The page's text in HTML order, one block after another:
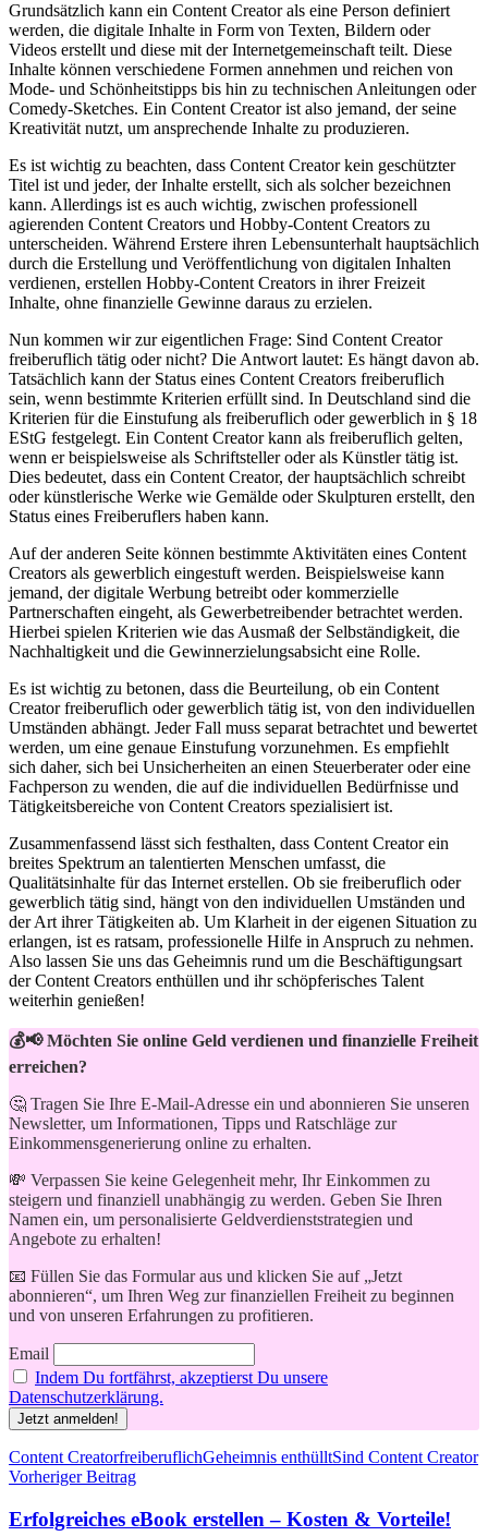
Grundsätzlich kann ein Content Creator als eine Person definiert
werden, die digitale Inhalte in Form von Texten, Bildern oder
Videos erstellt und diese mit der Internetgemeinschaft teilt. Diese
Inhalte können verschiedene Formen annehmen und reichen von
Mode- und Schönheitstipps bis hin zu technischen Anleitungen oder
Comedy-Sketches. Ein Content Creator ist also jemand, der seine
Kreativität nutzt, um ansprechende Inhalte zu produzieren.
Es ist wichtig zu beachten, dass Content Creator kein geschützter
Titel ist und jeder, der Inhalte erstellt, sich als solcher bezeichnen
kann. Allerdings ist es auch wichtig, zwischen professionell
agierenden Content Creators und Hobby-Content Creators zu
unterscheiden. Während Erstere ihren Lebensunterhalt hauptsächlich
durch die Erstellung und Veröffentlichung von digitalen Inhalten
verdienen, erstellen Hobby-Content Creators in ihrer Freizeit
Inhalte, ohne finanzielle Gewinne daraus zu erzielen.
Nun kommen wir zur eigentlichen Frage: Sind Content Creator
freiberuflich tätig oder nicht? Die Antwort lautet: Es hängt davon ab.
Tatsächlich kann der Status eines Content Creators freiberuflich
sein, wenn bestimmte Kriterien erfüllt sind. In Deutschland sind die
Kriterien für die Einstufung als freiberuflich oder gewerblich in § 18
EStG festgelegt. Ein Content Creator kann als freiberuflich gelten,
wenn er beispielsweise als Schriftsteller oder als Künstler tätig ist.
Dies bedeutet, dass ein Content Creator, der hauptsächlich schreibt
oder künstlerische Werke wie Gemälde oder Skulpturen erstellt, den
Status eines Freiberuflers haben kann.
Auf der anderen Seite können bestimmte Aktivitäten eines Content
Creators als gewerblich eingestuft werden. Beispielsweise kann
jemand, der digitale Werbung betreibt oder kommerzielle
Partnerschaften eingeht, als Gewerbetreibender betrachtet werden.
Hierbei spielen Kriterien wie das Ausmaß der Selbständigkeit, die
Nachhaltigkeit und die Gewinnerzielungsabsicht eine Rolle.
Es ist wichtig zu betonen, dass die Beurteilung, ob ein Content
Creator freiberuflich oder gewerblich tätig ist, von den individuellen
Umständen abhängt. Jeder Fall muss separat betrachtet und bewertet
werden, um eine genaue Einstufung vorzunehmen. Es empfiehlt
sich daher, sich bei Unsicherheiten an einen Steuerberater oder eine
Fachperson zu wenden, die auf die individuellen Bedürfnisse und
Tätigkeitsbereiche von Content Creators spezialisiert ist.
Zusammenfassend lässt sich festhalten, dass Content Creator ein
breites Spektrum an talentierten Menschen umfasst, die
Qualitätsinhalte für das Internet erstellen. Ob sie freiberuflich oder
gewerblich tätig sind, hängt von den individuellen Umständen und
der Art ihrer Tätigkeiten ab. Um Klarheit in der eigenen Situation zu
erlangen, ist es ratsam, professionelle Hilfe in Anspruch zu nehmen.
Also lassen Sie uns das Geheimnis rund um die Beschäftigungsart
der Content Creators enthüllen und ihr schöpferisches Talent
weiterhin genießen!
💰📢 Möchten Sie online Geld verdienen und finanzielle Freiheit
erreichen?
🤔 Tragen Sie Ihre E-Mail-Adresse ein und abonnieren Sie unseren
Newsletter, um Informationen, Tipps und Ratschläge zur
Einkommensgenerierung online zu erhalten.
💸 Verpassen Sie keine Gelegenheit mehr, Ihr Einkommen zu
steigern und finanziell unabhängig zu werden. Geben Sie Ihren
Namen ein, um personalisierte Geldverdienststrategien und
Angebote zu erhalten!
📧 Füllen Sie das Formular aus und klicken Sie auf „Jetzt
abonnieren“, um Ihren Weg zur finanziellen Freiheit zu beginnen
und von unseren Erfahrungen zu profitieren.
Email
Indem Du fortfährst, akzeptierst Du unsere
Datenschutzerklärung.
Schlagwörter
Content CreatorfreiberuflichGeheimnis enthülltSind Content Creator
Beitragsnavigation
Vorheriger Beitrag
Erfolgreiches eBook erstellen – Kosten & Vorteile!